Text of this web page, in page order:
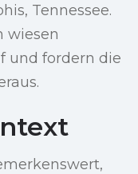
Tennessee.
wiesen
und fordern die